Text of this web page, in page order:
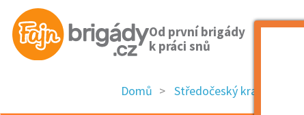
Od první brigády
k práci snů
Domů Středočeský kraj